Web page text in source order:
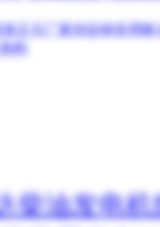
泉正元厂家供应铸造用耐
料
柴油发电机